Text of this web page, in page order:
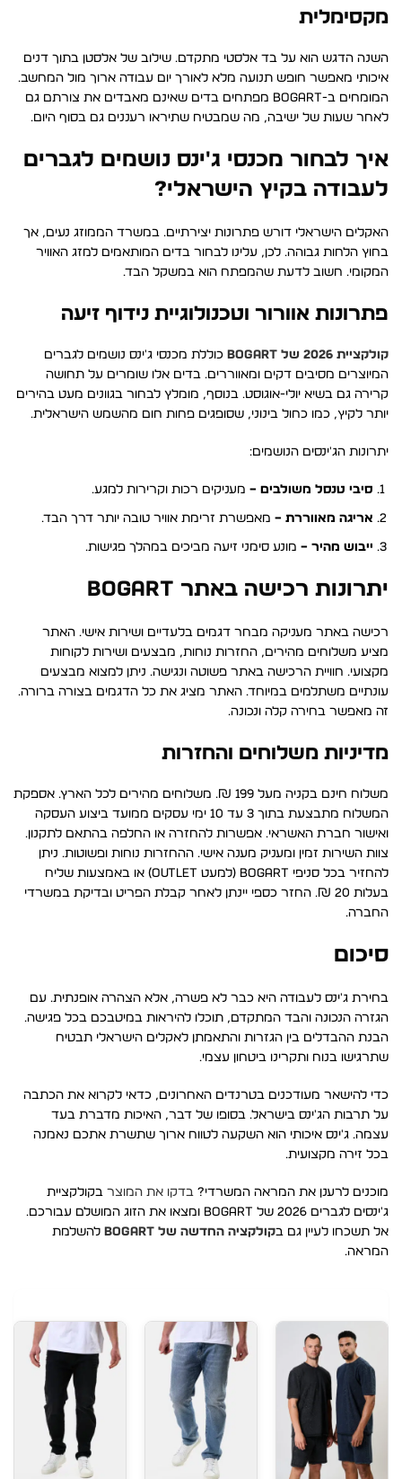
מקסימלית
השנה הדגש הוא על בד אלסטי מתקדם. שילוב של אלסטן בתוך דנים
איכותי מאפשר חופש תנועה מלא לאורך יום עבודה ארוך מול המחשב.
המומחים ב-BOGART מפתחים בדים שאינם מאבדים את צורתם גם
לאחר שעות של ישיבה, מה שמבטיח שתיראו רעננים גם בסוף היום.
איך לבחור מכנסי ג'ינס נושמים לגברים
לעבודה בקיץ הישראלי?
האקלים הישראלי דורש פתרונות יצירתיים. במשרד הממוזג נעים, אך
בחוץ הלחות גבוהה. לכן, עלינו לבחור בדים המותאמים למזג האוויר
המקומי. חשוב לדעת שהמפתח הוא במשקל הבד.
פתרונות אוורור וטכנולוגיית נידוף זיעה
קולקציית 2026 של BOGART
כוללת מכנסי ג'ינס נושמים לגברים
המיוצרים מסיבים דקים ומאווררים. בדים אלו שומרים על תחושה
קרירה גם בשיא יולי-אוגוסט. בנוסף, מומלץ לבחור בגוונים מעט בהירים
יותר לקיץ, כמו כחול בינוני, שסופגים פחות חום מהשמש הישראלית.
יתרונות הג'ינסים הנושמים:
סיבי טנסל משולבים – מעניקים רכות וקרירות למגע.
אריגה מאווררת – מאפשרת זרימת אוויר טובה יותר דרך הבד.
ייבוש מהיר – מונע סימני זיעה מביכים במהלך פגישות.
יתרונות רכישה באתר BOGART
רכישה באתר מעניקה מבחר דגמים בלעדיים ושירות אישי. האתר
מציע משלוחים מהירים, החזרות נוחות, מבצעים ושירות לקוחות
מקצועי. חוויית הרכישה באתר פשוטה ונגישה. ניתן למצוא מבצעים
עונתיים משתלמים במיוחד. האתר מציג את כל הדגמים בצורה ברורה.
זה מאפשר בחירה קלה ונכונה.
מדיניות משלוחים והחזרות
משלוח חינם בקניה מעל 199 ₪. משלוחים מהירים לכל הארץ. אספקת
המשלוח מתבצעת בתוך 3 עד 10 ימי עסקים ממועד ביצוע העסקה
ואישור חברת האשראי. אפשרות להחזרה או החלפה בהתאם לתקנון.
צוות השירות זמין ומעניק מענה אישי. ההחזרות נוחות ופשוטות. ניתן
להחזיר בכל סניפי BOGART (למעט OUTLET) או באמצעות שליח
בעלות 20 ₪. החזר כספי יינתן לאחר קבלת הפריט ובדיקת במשרדי
החברה.
סיכום
בחירת ג'ינס לעבודה היא כבר לא פשרה, אלא הצהרה אופנתית. עם
הגזרה הנכונה והבד המתקדם, תוכלו להיראות במיטבכם בכל פגישה.
הבנת ההבדלים בין הגזרות והתאמתן לאקלים הישראלי תבטיח
שתרגישו בנוח ותקרינו ביטחון עצמי.
כדי להישאר מעודכנים בטרנדים האחרונים, כדאי לקרוא את הכתבה
על תרבות הג'ינס בישראל. בסופו של דבר, האיכות מדברת בעד
עצמה. ג'ינס איכותי הוא השקעה לטווח ארוך שתשרת אתכם נאמנה
בכל זירה מקצועית.
מוכנים לרענן את המראה המשרדי? בדקו את המוצר בקולקציית
ג'ינסים לגברים 2026 של BOGART ומצאו את הזוג המושלם עבורכם.
אל תשכחו לעיין גם בקולקציה החדשה של BOGART
להשלמת
המראה.